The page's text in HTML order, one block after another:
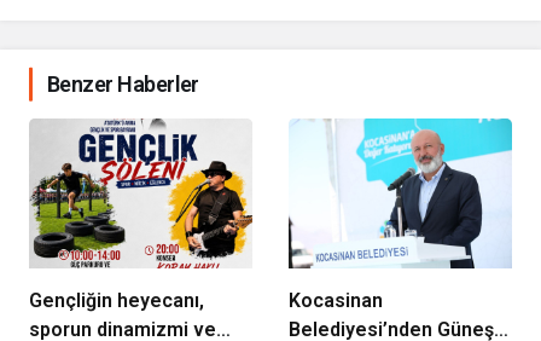
Benzer Haberler
Gençliğin heyecanı,
sporun dinamizmi ve
Kocasinan
Belediyesi’nden Güneş